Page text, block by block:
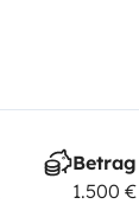
Betrag
1.500 €